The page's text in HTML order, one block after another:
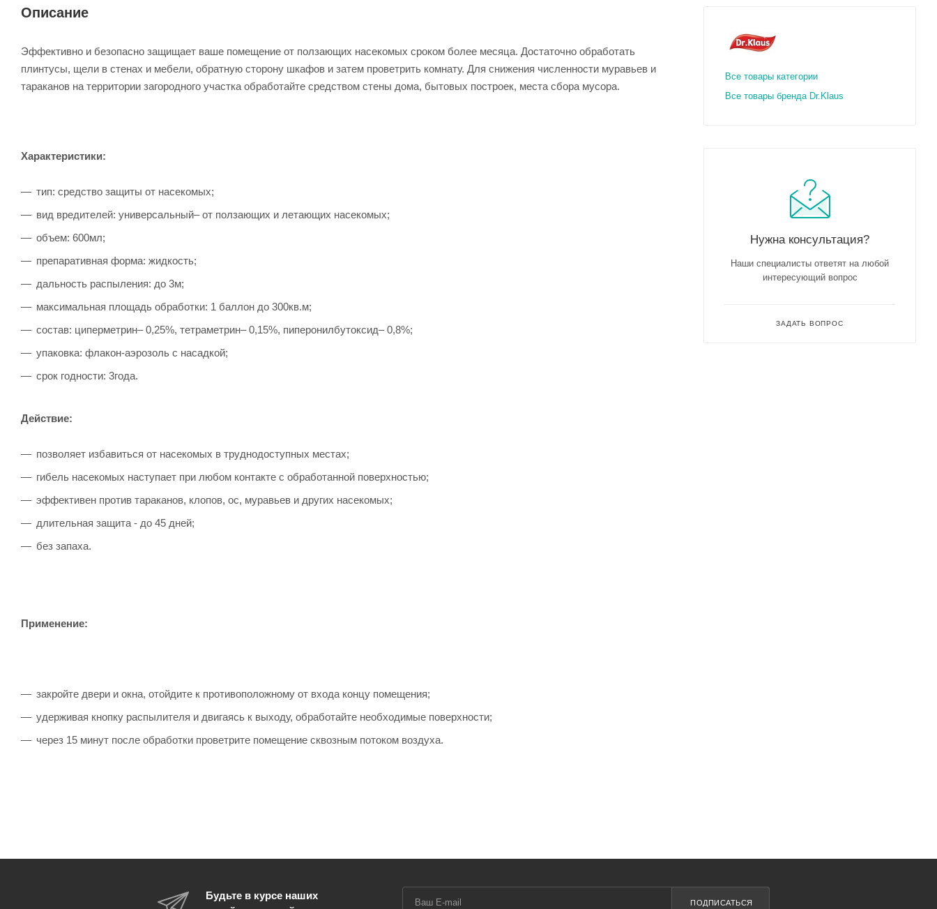
Описание
Эффективно и безопасно защищает ваше помещение от ползающих насекомых сроком более месяца. Достаточно обработать
плинтусы, щели в стенах и мебели, обратную сторону шкафов и затем проветрить комнату. Для снижения численности муравьев и
тараканов на территории загородного участка обработайте средством стены дома, бытовых построек, места сбора мусора.
Характеристики:
тип: средство защиты от насекомых;
вид вредителей: универсальный– от ползающих и летающих насекомых;
объем: 600мл;
препаративная форма: жидкость;
дальность распыления: до 3м;
максимальная площадь обработки: 1 баллон до 300кв.м;
состав: циперметрин– 0,25%, тетраметрин– 0,15%, пиперонилбутоксид– 0,8%;
упаковка: флакон-аэрозоль с насадкой;
срок годности: 3года.
Действие:
позволяет избавиться от насекомых в труднодоступных местах;
гибель насекомых наступает при любом контакте с обработанной поверхностью;
эффективен против тараканов, клопов, ос, муравьев и других насекомых;
длительная защита - до 45 дней;
без запаха.
Применение:
закройте двери и окна, отойдите к противоположному от входа концу помещения;
удерживая кнопку распылителя и двигаясь к выходу, обработайте необходимые поверхности;
через 15 минут после обработки проветрите помещение сквозным потоком воздуха.
Все товары категории
Все товары бренда Dr.Klaus
Нужна консультация?
Наши специалисты ответят на любой
интересующий вопрос
ЗАДАТЬ ВОПРОС
Будьте в курсе наших
ПОДПИСАТЬСЯ